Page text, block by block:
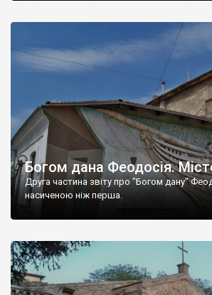
Богом дана Феодосія.
Друга частина звіту про "Богом дану"
насиченою ніж перша.